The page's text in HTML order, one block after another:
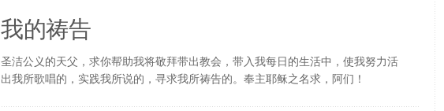
我的祷告
圣洁公义的天父，求你帮助我将敬拜带出教会，带入我每日的生活中，使我努力活
出我所歌唱的，实践我所说的，寻求我所祷告的。奉主耶稣之名求，阿们！